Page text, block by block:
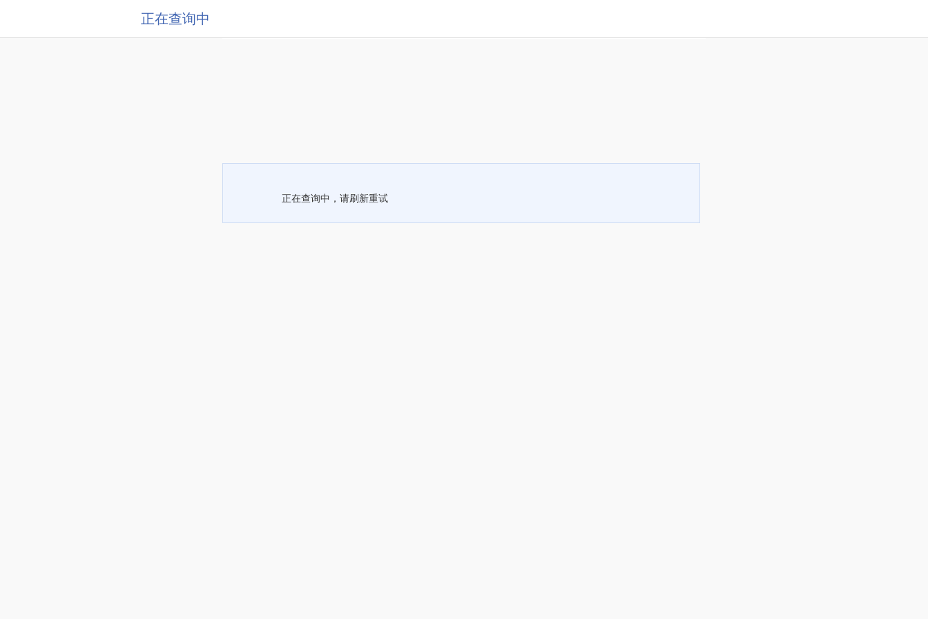
正在查询中
正在查询中，请刷新重试